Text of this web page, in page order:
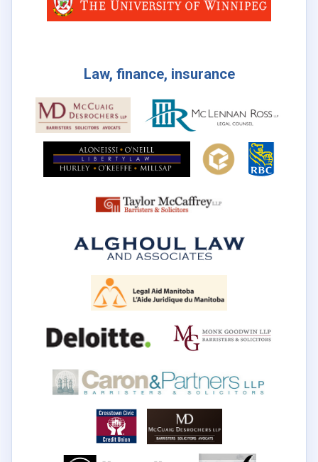
Law, finance, insurance